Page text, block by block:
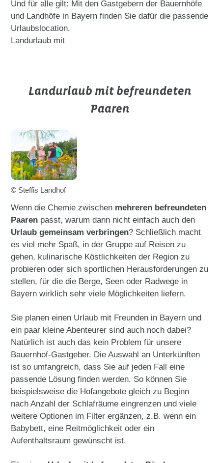
Und für alle gilt: Mit den Gastgebern der Bauernhöfe
und Landhöfe in Bayern finden Sie dafür die passende
Urlaubslocation.
Landurlaub mit
Landurlaub mit befreundeten
Paaren
© Steffis Landhof
Wenn die Chemie zwischen mehreren befreundeten
Paaren passt, warum dann nicht einfach auch den
Urlaub gemeinsam verbringen? Schließlich macht
es viel mehr Spaß, in der Gruppe auf Reisen zu
gehen, kulinarische Köstlichkeiten der Region zu
probieren oder sich sportlichen Herausforderungen zu
stellen, für die die Berge, Seen oder Radwege in
Bayern wirklich sehr viele Möglichkeiten liefern.
Sie planen einen Urlaub mit Freunden in Bayern und
ein paar kleine Abenteurer sind auch noch dabei?
Natürlich ist auch das kein Problem für unsere
Bauernhof-Gastgeber. Die Auswahl an Unterkünften
ist so umfangreich, dass Sie auf jeden Fall eine
passende Lösung finden werden. So können Sie
beispielsweise die Hofangebote gleich zu Beginn
nach Anzahl der Schlafräume eingrenzen und viele
weitere Optionen im Filter ergänzen, z.B. wenn ein
Babybett, eine Reitmöglichkeit oder ein
Aufenthaltsraum gewünscht ist.